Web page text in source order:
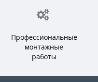
Профессиональные
монтажные
работы